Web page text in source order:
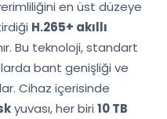
en üst düzeye
H.265+ akıllı
Bu teknoloji, standart
bant genişliği ve
Cihaz içerisinde
yuvası, her biri 10 TB